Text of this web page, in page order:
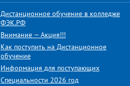
Дистанционное обучение в колледже
ФЭК.РФ
Внимание — Акция!!!
Как поступить на Дистанционное
обучение
Информация для поступающих
Специальности 2026 год